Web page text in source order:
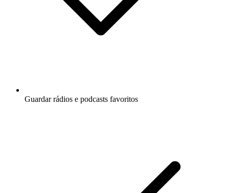
Guardar rádios e podcasts favoritos